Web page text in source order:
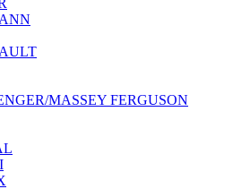
MASSEY FERGUSON